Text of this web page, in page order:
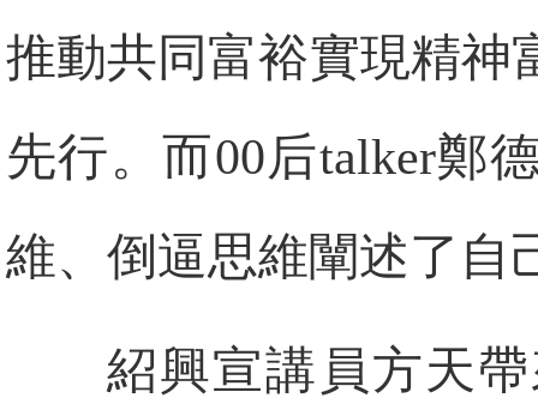
推動共同富裕實現精神
先行。而00后talker鄭
維、倒逼思維闡述了自
紹興宣講員方天